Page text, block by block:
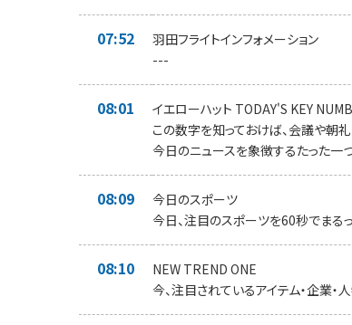
07:52
羽田フライトインフォメーション
---
08:01 イエローハット TODAY'S KEY
この数字を知っておけば、会議や朝礼
今日のニュースを象徴するたった一
08:09
今日のスポーツ
今日、注目のスポーツを60秒でまる
08:10
NEW TREND ONE
今、注目されているアイテム・企業・